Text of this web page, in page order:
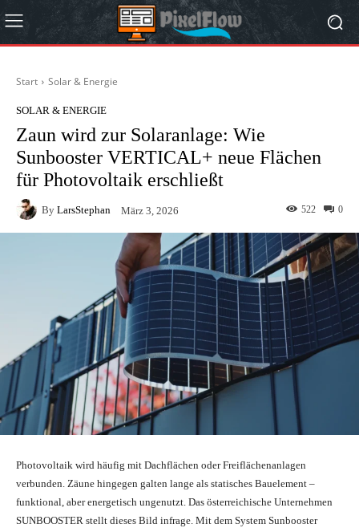
Start Solar & Energie
SOLAR & ENERGIE
Zaun wird zur Solaranlage: Wie
Sunbooster VERTICAL+ neue Flächen
für Photovoltaik erschließt
By LarsStephan März 3, 2026 0
522
Photovoltaik wird häufig mit Dachflächen oder Freiflächenanlagen
verbunden. Zäune hingegen galten lange als statisches Bauelement –
funktional, aber energetisch ungenutzt. Das österreichische Unternehmen
SUNBOOSTER stellt dieses Bild infrage. Mit dem System Sunbooster